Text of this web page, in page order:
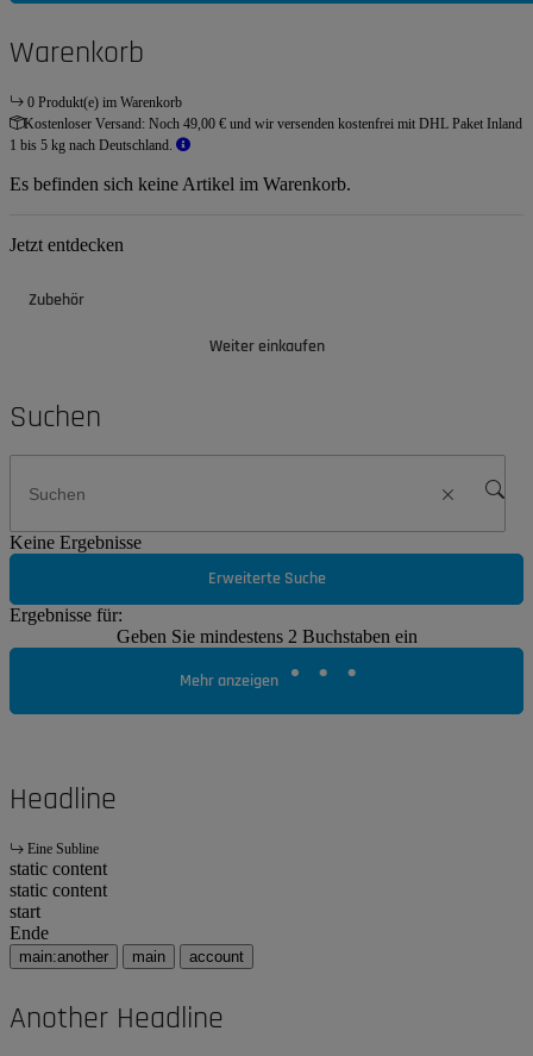
Warenkorb
0 Produkt(e) im Warenkorb
Kostenloser Versand: Noch 49,00 € und wir versenden kostenfrei mit DHL Paket Inland
1 bis 5 kg nach Deutschland.
Es befinden sich keine Artikel im Warenkorb.
Jetzt entdecken
Zubehör
Weiter einkaufen
Suchen
Keine Ergebnisse
Erweiterte Suche
Ergebnisse für:
Geben Sie mindestens 2 Buchstaben ein
Mehr anzeigen
Headline
Eine Subline
static content
static content
start
Ende
main:another main account
Another Headline